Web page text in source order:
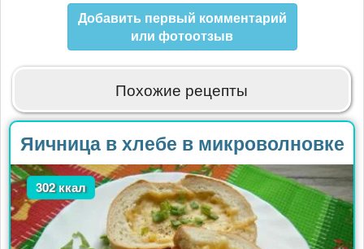
Добавить первый комментарий
или фотоотзыв
Похожие рецепты
Яичница в хлебе в микроволновке
302 ккал